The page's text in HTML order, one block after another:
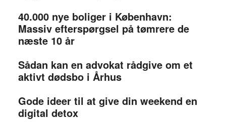
40.000 nye boliger i København:
Massiv efterspørgsel på tømrere de
næste 10 år
Sådan kan en advokat rådgive om et
aktivt dødsbo i Århus
Gode ideer til at give din weekend en
digital detox